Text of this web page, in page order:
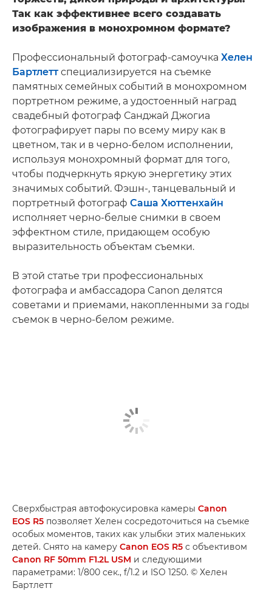
Так как эффективнее всего создавать
изображения в монохромном формате?
Профессиональный фотограф-самоучка Хелен
Бартлеттспециализируется на съемке
памятных семейных событий в монохромном
портретном режиме, а удостоенный наград
свадебный фотограф Санджай Джогиа
фотографирует пары по всему миру как в
цветном, так и в черно-белом исполнении,
используя монохромный формат для того,
чтобы подчеркнуть яркую энергетику этих
значимых событий. Фэшн-, танцевальный и
портретный фотограф Саша Хюттенхайн
исполняет черно-белые снимки в своем
эффектном стиле, придающем особую
выразительность объектам съемки.
В этой статье три профессиональных
фотографа и амбассадора Canon делятся
советами и приемами, накопленными за годы
съемок в черно-белом режиме.
Сверхбыстрая автофокусировка камеры Canon
EOS R5 позволяет Хелен сосредоточиться на съемке
особых моментов, таких как улыбки этих маленьких
детей. Снято на камеру Canon EOS R5 с объективом
Canon RF 50mm F1.2L USM и следующими
параметрами: 1/800 сек., f/1.2 и ISO 1250. © Хелен
Бартлетт